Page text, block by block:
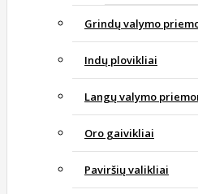
Grindų valymo
Indų plovikliai
Langų valymo
Oro gaivikliai
Paviršių valikliai